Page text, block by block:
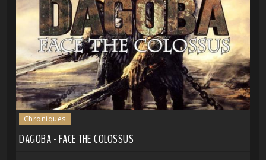
Chroniques
DAGOBA - FACE THE COLOSSUS